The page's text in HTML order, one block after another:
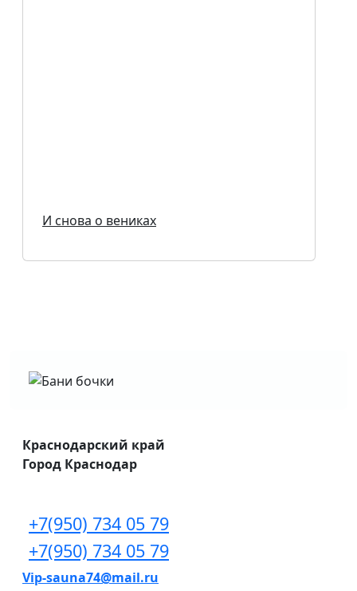
И снова о вениках
Краснодарский край
Город Краснодар
+7(950) 734 05 79
+7(950) 734 05 79
Vip-sauna74@mail.ru